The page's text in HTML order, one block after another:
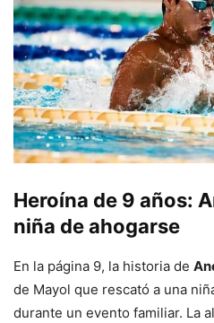
Heroína de 9 años:
niña de ahogarse
En la página 9, la historia de
de Mayol que rescató a una
durante un evento familiar. La